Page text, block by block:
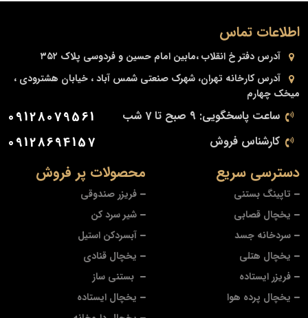
محصولات پر فروش
فریزر صندوقی
شیر سرد کن
آبسردکن استیل
یخچال قنادی
بستنی ساز
یخچال ایستاده
دسترسی سریع
تاپینگ بستنی
یخچال قصابی
سردخانه جسد
یخچال هتلی
فریزر ایستاده
یخچال پرده هوا
اطلاعات تماس
آدرس دفتر خ انقلاب ،مابین امام حسین و فردوسی پلاک ۳۵۲
آدرس کارخانه تهران، شهرک صنعتی شمس آباد ، خیابان هشترودی ،
میخک چهارم
ساعت پاسخگویی: 9 صبح تا 7 شب 09128079561
کارشناس فروش 09128694157